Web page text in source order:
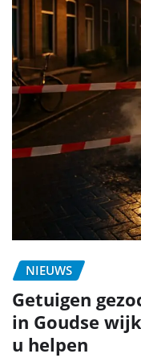
NIEUWS
Getuigen
in Goudse
u helpen